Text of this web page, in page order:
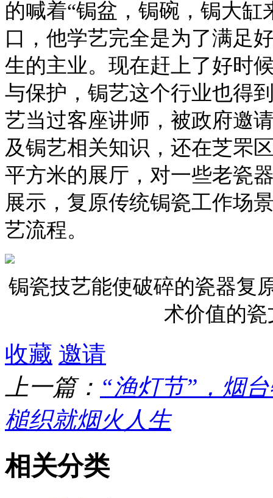
的喊着“锔盆，锔碗，锔大
口，他学艺完全是为了满足
生的主业。现在赶上了好时
与保护，锔艺这个行业也得
艺当过客座讲师，被政府邀
及锔艺相关知识，还在芝罘
平方米的展厅，对一些老瓷
展示，复原传统锔瓷工作场
艺流程。
锔瓷技艺能使破碎的瓷器复
术价值的
收藏 邀请
上一篇： “渔灯节”，烟
槌织就烟火人生
相关分类